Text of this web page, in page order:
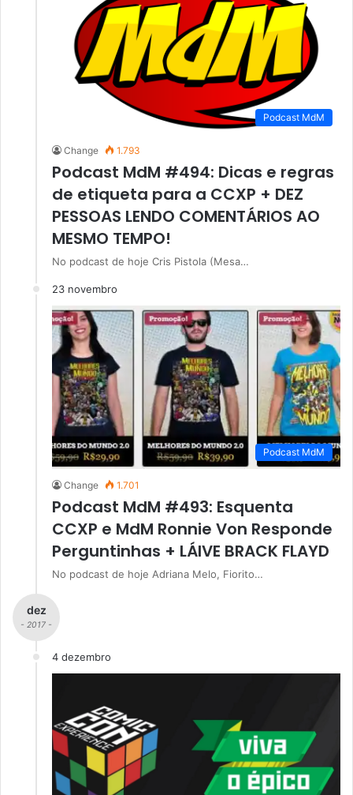
Podcast MdM
Change 1.793
Podcast MdM #494: Dicas e regras
de etiqueta para a CCXP + DEZ
PESSOAS LENDO COMENTÁRIOS AO
MESMO TEMPO!
No podcast de hoje Cris Pistola (Mesa…
23 novembro
Podcast MdM
Change 1.701
Podcast MdM #493: Esquenta
CCXP e MdM Ronnie Von Responde
Perguntinhas + LÁIVE BRACK FLAYD
No podcast de hoje Adriana Melo, Fiorito…
dez
- 2017 -
4 dezembro